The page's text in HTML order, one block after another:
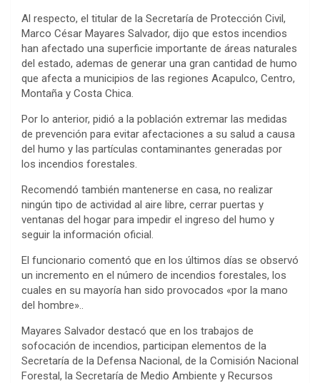
Al respecto, el titular de la Secretaría de Protección Civil,
Marco César Mayares Salvador, dijo que estos incendios
han afectado una superficie importante de áreas naturales
del estado, ademas de generar una gran cantidad de humo
que afecta a municipios de las regiones Acapulco, Centro,
Montaña y Costa Chica.
Por lo anterior, pidió a la población extremar las medidas
de prevención para evitar afectaciones a su salud a causa
del humo y las partículas contaminantes generadas por
los incendios forestales.
Recomendó también mantenerse en casa, no realizar
ningún tipo de actividad al aire libre, cerrar puertas y
ventanas del hogar para impedir el ingreso del humo y
seguir la información oficial.
El funcionario comentó que en los últimos días se observó
un incremento en el número de incendios forestales, los
cuales en su mayoría han sido provocados «por la mano
del hombre»..
Mayares Salvador destacó que en los trabajos de
sofocación de incendios, participan elementos de la
Secretaría de la Defensa Nacional, de la Comisión Nacional
Forestal, la Secretaría de Medio Ambiente y Recursos